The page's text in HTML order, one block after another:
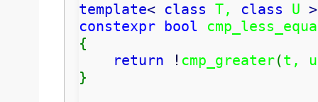
template< class T, class U >
constexpr bool
{
return
! cmp_greater(t, u
}